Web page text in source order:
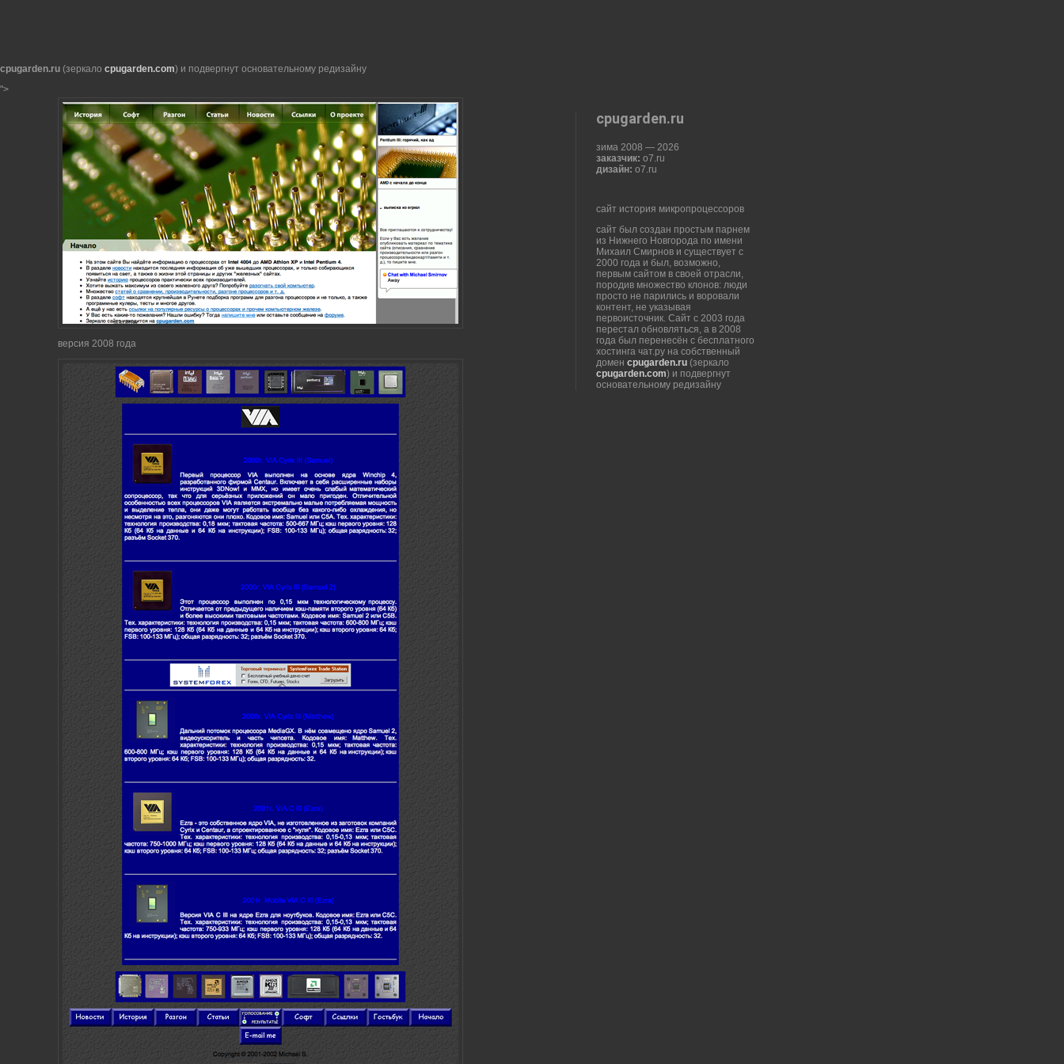
cpugarden.ru (зеркало cpugarden.com) и подвергнут основательному редизайну
">
версия 2008 года
cpugarden.ru
зима 2008 — 2026
заказчик: o7.ru
дизайн: o7.ru
сайт история микропроцессоров
сайт был создан простым парнем
из Нижнего Новгорода по имени
Михаил Смирнов и существует с
2000 года и был, возможно,
первым сайтом в своей отрасли,
породив множество клонов: люди
просто не парились и воровали
контент, не указывая
первоисточник. Сайт с 2003 года
перестал обновляться, а в 2008
года был перенесён с бесплатного
хостинга чат.ру на собственный
домен cpugarden.ru (зеркало
cpugarden.com) и подвергнут
основательному редизайну